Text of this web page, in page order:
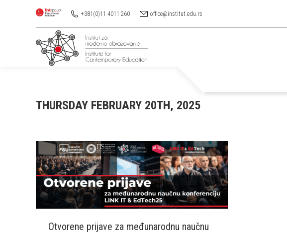
+381(0)11 4011 260 office@institut.edu.rs
THURSDAY FEBRUARY 20TH, 2025
Otvorene prijave za međunarodnu naučnu